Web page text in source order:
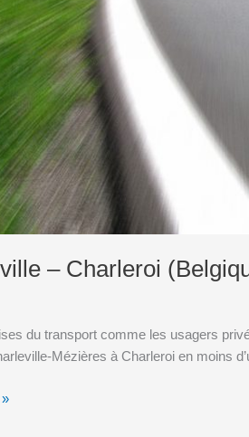
– Charleroi
du transport comme les usagers
Mézières à Charleroi en moins